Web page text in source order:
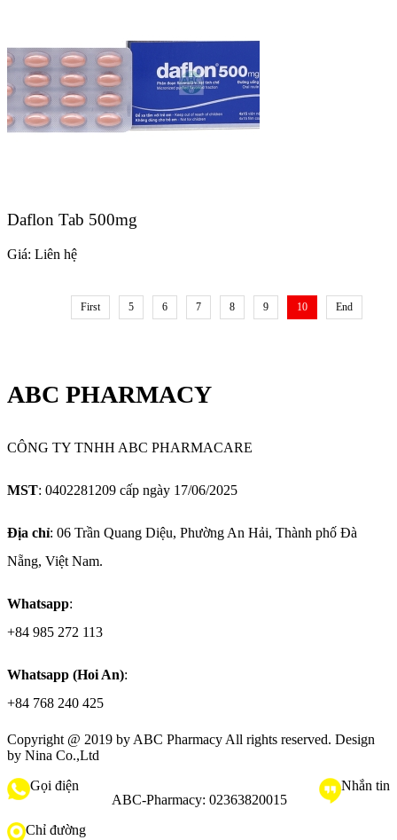
Daflon Tab 500mg
Giá: Liên hệ
First 5 6 7 8 9 10 End
ABC PHARMACY
CÔNG TY TNHH ABC PHARMACARE
MST: 0402281209 cấp ngày 17/06/2025
Địa chỉ: 06 Trần Quang Diệu, Phường An Hải, Thành phố Đà
Nẵng, Việt Nam.
Whatsapp:
+84 985 272 113
Whatsapp (Hoi An):
+84 768 240 425
Copyright @ 2019 by ABC Pharmacy All rights reserved. Design
by Nina Co.,Ltd
Gọi điện
ABC-Pharmacy: 02363820015
Nhắn tin
Chỉ đường